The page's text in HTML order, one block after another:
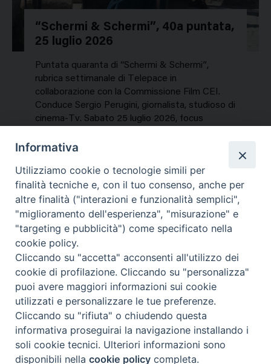
“Schermi & Schermi”, 40a puntata,
25 luglio 2026
Puntata quaranta di “Schermi & Schermi”,
rubrica settimanale di Telepace in
collaborazione con la Commissione Film CEI.
Conduce Sergio Perugini, giornalista, studioso di
cinema-Tv. Sabato 25 luglio 2026, focus
NEWS, PERCORSI TEMATICI
Mercoledì 29 Luglio 2026
Contatti & Info
C.ne Aurelia, 50 – 00165 Roma
Contatti
Informativa
Utilizziamo cookie o tecnologie simili per
finalità tecniche e, con il tuo consenso, anche per
altre finalità ("interazioni e funzionalità semplici",
"miglioramento dell'esperienza", "misurazione" e
"targeting e pubblicità") come specificato nella
cookie policy.
Cliccando su "accetta" acconsenti all'utilizzo dei
cookie di profilazione. Cliccando su "personalizza"
puoi avere maggiori informazioni sui cookie
utilizzati e personalizzare le tue preferenze.
Cliccando su "rifiuta" o chiudendo questa
informativa proseguirai la navigazione installando i
soli cookie tecnici. Ulteriori informazioni sono
disponibili nellacookie policy completa.